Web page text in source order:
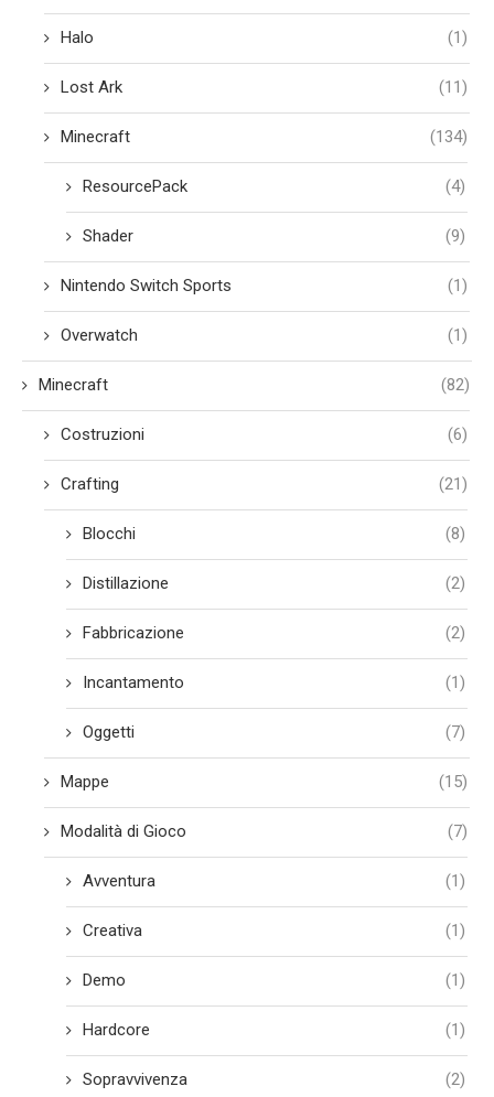
Halo (1)
Lost Ark (11)
Minecraft (134)
ResourcePack (4)
Shader (9)
Nintendo Switch Sports (1)
Overwatch (1)
Minecraft (82)
Costruzioni (6)
Crafting (21)
Blocchi (8)
Distillazione (2)
Fabbricazione (2)
Incantamento (1)
Oggetti (7)
Mappe (15)
Modalità di Gioco (7)
Avventura (1)
Creativa (1)
Demo (1)
Hardcore (1)
Sopravvivenza (2)